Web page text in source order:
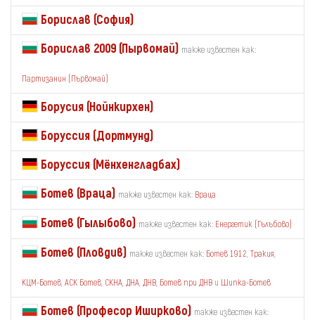
Борислав (София)
Борислав 2009 (Пырвомай) также известен как:
Партизанин (Първомай)
Борусия (Нойнкирхен)
Боруссия (Дортмунд)
Боруссия (Мёнхенгладбах)
Ботев (Враца) также известен как: Враца
Ботев (Гылыбово) также известен как: Енергетик (Гълъбово)
Ботев (Пловдив) также известен как: Ботев 1912,Тракия,
КЦМ-Ботев, АСК Ботев, СКНА, ДНА, ДНВ, Ботев при ДНВ и Шипка-Ботев
Ботев (Професор Иширково) также известен как: